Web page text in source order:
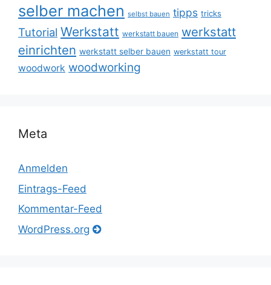
selber machen selbst bauen tipps tricks
Tutorial Werkstatt werkstatt bauen werkstatt
einrichten werkstatt selber bauen werkstatt tour
woodwork woodworking
Meta
Anmelden
Eintrags-Feed
Kommentar-Feed
WordPress.org